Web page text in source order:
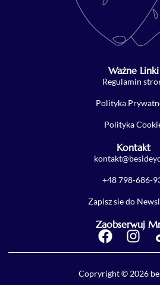
Ważne Linki
Regulamin
Polityka
Polityka
Kontakt
+48 798-686-
Zapisz sie do
Zaobserwuj
Copryright © 2026